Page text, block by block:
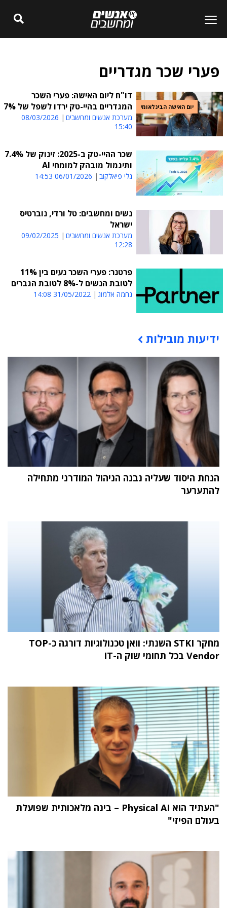
פערי שכר מגדריים
יום האישה הבינלאומי
דו"ח ליום האישה: פערי השכר
המגדריים בהיי-טק ירדו לשפל של 7%
מערכת אנשים ומחשבים
08/03/2026
15:40
שכר ההיי-טק ב-2025: זינוק של 7.4%
ותיגמול מובהק למומחי AI
גלי פיאלקוב 06/01/2026 14:53
נשים ומחשבים: טל ורדי, נוברטיס
ישראל
מערכת אנשים ומחשבים
09/02/2025
12:28
פרטנר: פערי השכר נעים בין 11%
לטובת הנשים ל-8% לטובת הגברים
נחמה אלמוג 31/05/2022 14:08
תוכן פרסומי
ידיעות מובילות
הנחת היסוד שעליה נבנה הניהול המודרני מתחילה
להתערער
מחקר STKI השנתי: וואן טכנולוגיות דורגה כ-TOP
Vendor בכל תחומי שוק ה-IT
"העתיד הוא Physical AI – בינה מלאכותית שפועלת
בעולם הפיזי"